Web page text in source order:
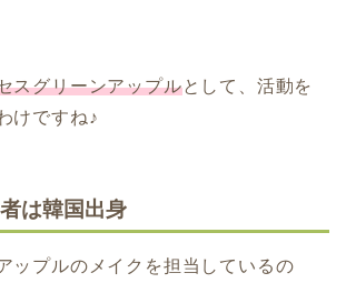
スグリーンアップルとして、活動を
けですね♪
は韓国出身
ップルのメイクを担当しているの